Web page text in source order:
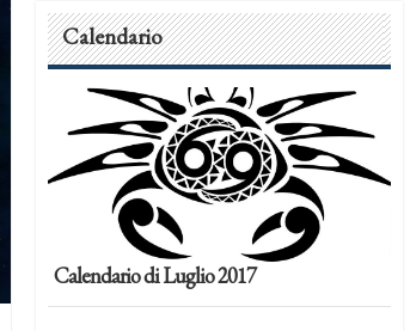
Calendario
Calendario di Luglio 2017